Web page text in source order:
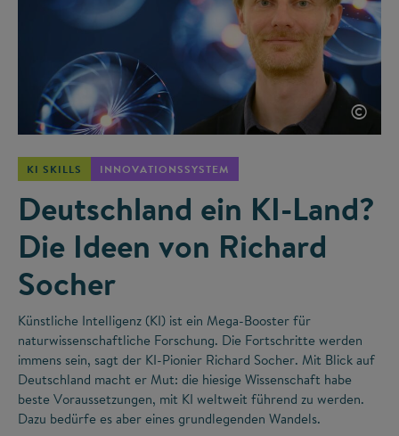
©
KI SKILLS INNOVATIONSSYSTEM
Deutschland ein KI-Land?
Die Ideen von Richard
Socher
Künstliche Intelligenz (KI) ist ein Mega-Booster für
naturwissenschaftliche Forschung. Die Fortschritte werden
immens sein, sagt der KI-Pionier Richard Socher. Mit Blick auf
Deutschland macht er Mut: die hiesige Wissenschaft habe
beste Voraussetzungen, mit KI weltweit führend zu werden.
Dazu bedürfe es aber eines grundlegenden Wandels.